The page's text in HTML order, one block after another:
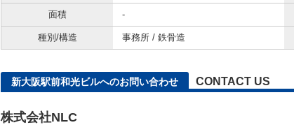
面積 -
種別/構造 事務所 / 鉄骨造
新大阪駅前和光ビルへのお問い合わせ CONTACT US
株式会社NLC